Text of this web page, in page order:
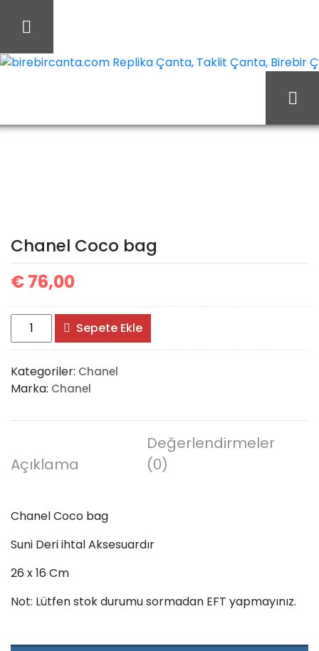
Chanel Coco
Chanel Coco bag
€76,00
Chanel
Coco
bag
adet
Sepete Ekle
Kategoriler: Chanel
Marka: Chanel
Açıklama
Değerlendirmeler
(0)
Chanel Coco bag
Suni Deri ihtal Aksesuardır
26 x 16 Cm
Not: Lütfen stok durumu sormadan EFT yapmayınız.